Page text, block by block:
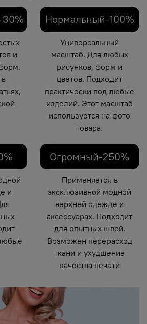
и
Нормальный-100%
Универсальный
масштаб. Для любых
рисунков, форм и
цветов. Подходит
практически под любые
изделий. Этот масштаб
используется на фото
товара.
и
Огромный-250%
Применяется в
эксклюзивной модной
верхней одежде и
аксессуарах. Подходит
для опытных швей.
Возможен перерасход
ткани и ухудшение
качества печати